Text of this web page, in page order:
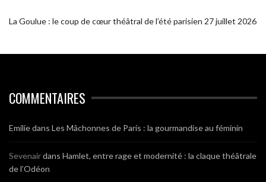
La Goulue : le coup de cœur théâtral de l’été parisien 27 juillet 2026
COMMENTAIRES
Emiliedans Les Mâchonnes de Paris : la gourmandise au féminin
Sevenairdans Hamlet, entre rage et modernité : la claque théâtrale
de l’Odéon